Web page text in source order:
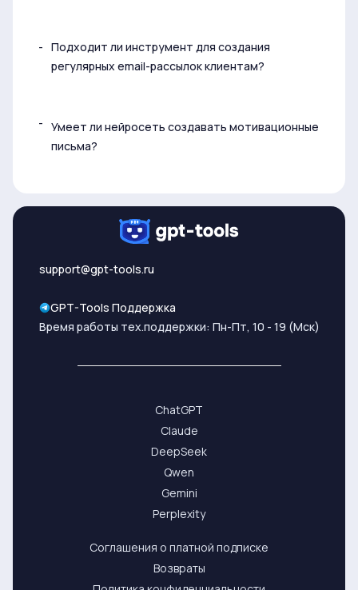
Подходит ли инструмент для создания
регулярных email-рассылок клиентам?
Умеет ли нейросеть создавать мотивационные
письма?
support@gpt-tools.ru
GPT-Tools Поддержка
Время работы тех.поддержки: Пн-Пт, 10 - 19 (Мск)
ChatGPT
Claude
DeepSeek
Qwen
Gemini
Perplexity
Соглашения о платной подписке
Возвраты